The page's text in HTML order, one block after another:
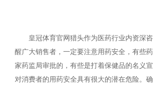
皇冠体育官网猎头作为医药行业内资深
醒广大销售者，一定要注意用药安全，有些
家药监局审批的，有些是打着保健品的名义宣
对消费者的用药安全具有很大的潜在危险。